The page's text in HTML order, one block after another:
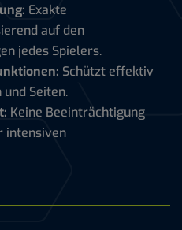
Exakte
auf den
jedes Spielers.
Schützt effektiv
und Seiten.
Keine Beeinträchtigung
intensiven